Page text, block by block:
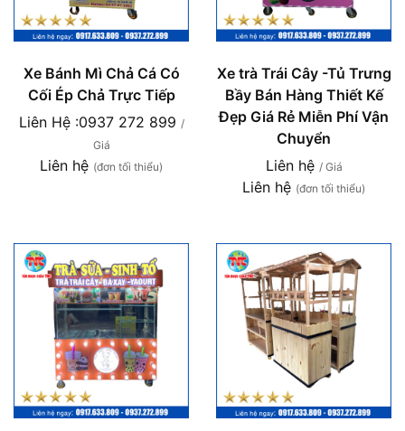
Xe Bánh Mì Chả Cá Có
Cối Ép Chả Trực Tiếp
Liên Hệ :0937 272 899 /
Giá
Liên hệ (đơn tối thiểu)
Xe trà Trái Cây -Tủ Trưng
Bầy Bán Hàng Thiết Kế
Đẹp Giá Rẻ Miễn Phí Vận
Chuyển
Liên hệ / Giá
Liên hệ (đơn tối thiểu)